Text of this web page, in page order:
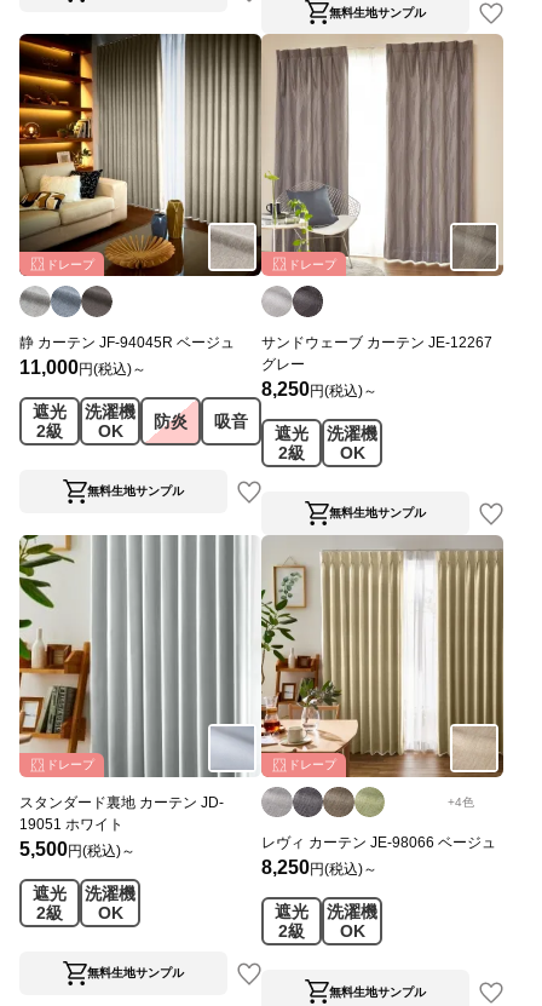
無料生地サンプル
ドレープ
静 カーテン JF-94045R ベージュ
11,000円(税込)～
遮光
2級
洗濯機
OK
防炎 吸音
無料生地サンプル
ドレープ
サンドウェーブ カーテン JE-12267
グレー
8,250円(税込)～
遮光
2級
洗濯機
OK
無料生地サンプル
ドレープ
スタンダード裏地 カーテン JD-
19051 ホワイト
5,500円(税込)～
遮光
2級
洗濯機
OK
無料生地サンプル
ドレープ
+4色
レヴィ カーテン JE-98066 ベージュ
8,250円(税込)～
遮光
2級
洗濯機
OK
無料生地サンプル